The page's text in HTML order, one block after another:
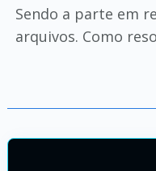
Sendo a parte em
arquivos. Como